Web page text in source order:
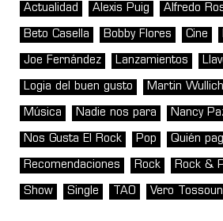
Actualidad Alexis Puig Alfredo
Beto Casella Bobby Flores Cine
Joe Fernández Lanzamientos
Logia del buen gusto Martin Wullich
Música Nadie nos para Nancy
Nos Gusta El Rock Pop Quién
Recomendaciones Rock Rock &
Show Single TAO Vero